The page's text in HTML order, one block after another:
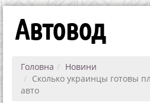
Автовод
Головна
Новини
Сколько украинцы готовы
авто